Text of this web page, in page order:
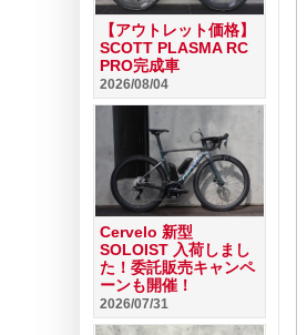
【アウトレット価格】
SCOTT PLASMA RC
PRO完成車
2026/08/04
Cervelo 新型
SOLOIST 入荷しまし
た！委託販売キャンペ
ーンも開催！
2026/07/31